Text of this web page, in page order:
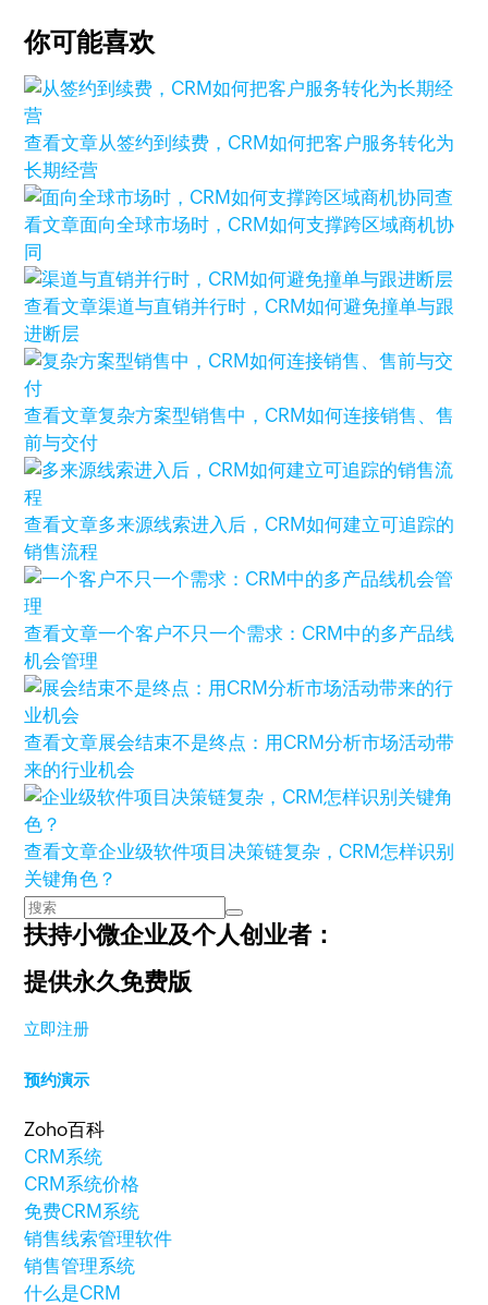
你可能喜欢
查看文章从签约到续费，CRM如何把客户服务转化为
长期经营
查
看文章面向全球市场时，CRM如何支撑跨区域商机协
同
查看文章渠道与直销并行时，CRM如何避免撞单与跟
进断层
查看文章复杂方案型销售中，CRM如何连接销售、售
前与交付
查看文章多来源线索进入后，CRM如何建立可追踪的
销售流程
查看文章一个客户不只一个需求：CRM中的多产品线
机会管理
查看文章展会结束不是终点：用CRM分析市场活动带
来的行业机会
查看文章企业级软件项目决策链复杂，CRM怎样识别
关键角色？
扶持小微企业及个人创业者：
提供永久免费版
立即注册
预约演示
Zoho百科
CRM系统
CRM系统价格
免费CRM系统
销售线索管理软件
销售管理系统
什么是CRM